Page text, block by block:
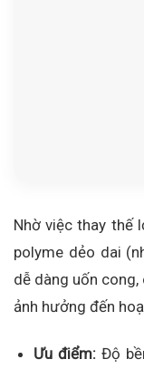
Nhờ việc thay thế
polyme dẻo dai
dễ dàng uốn
ảnh hưởng đến
Ưu điểm: Độ